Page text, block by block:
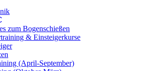
zum Bogenschießen
& Einsteigerkurse
(April-September)